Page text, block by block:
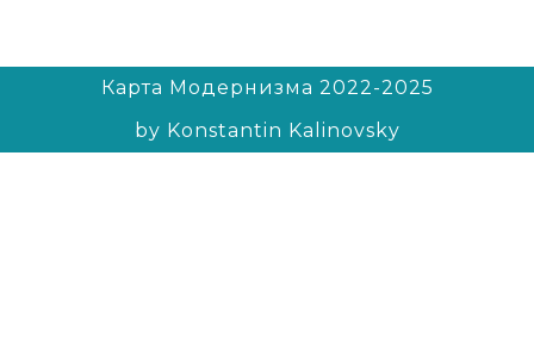
Карта Модернизма 2022-2025
by Konstantin Kalinovsky